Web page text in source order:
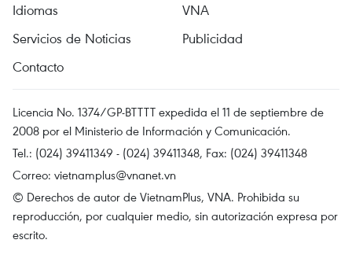
Idiomas
VNA
Servicios de Noticias
Publicidad
Contacto
Licencia No. 1374/GP-BTTTT expedida el 11 de septiembre de
2008 por el Ministerio de Información y Comunicación.
Tel.: (024) 39411349 - (024) 39411348, Fax: (024) 39411348
Correo: vietnamplus@vnanet.vn
© Derechos de autor de VietnamPlus, VNA. Prohibida su
reproducción, por cualquier medio, sin autorización expresa por
escrito.